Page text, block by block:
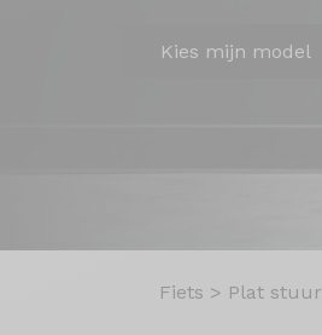
Kies mijn model
Fiets > Plat stuur